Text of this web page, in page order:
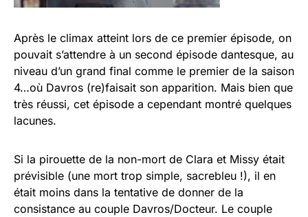
Après le climax atteint lors de ce premier épisode, on
pouvait s’attendre à un second épisode dantesque, au
niveau d’un grand final comme le premier de la saison
4…où Davros (re)faisait son apparition. Mais bien que
très réussi, cet épisode a cependant montré quelques
lacunes.
Si la pirouette de la non-mort de Clara et Missy était
prévisible (une mort trop simple, sacrebleu !), il en
était moins dans la tentative de donner de la
consistance au couple Davros/Docteur. Le couple